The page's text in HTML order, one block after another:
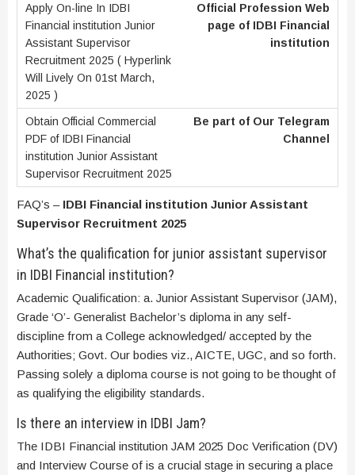
Official Profession Web
page of IDBI Financial
institution
Be part of Our Telegram
Channel
FAQ’s – IDBI Financial institution Junior Assistant
Supervisor Recruitment 2025
What’s the qualification for junior assistant supervisor
in IDBI Financial institution?
Academic Qualification: a. Junior Assistant Supervisor (JAM),
Grade ‘O’- Generalist Bachelor’s diploma in any self-
discipline from a College acknowledged/ accepted by the
Authorities; Govt. Our bodies viz., AICTE, UGC, and so forth.
Passing solely a diploma course is not going to be thought of
as qualifying the eligibility standards.
Is there an interview in IDBI Jam?
The IDBI Financial institution JAM 2025 Doc Verification (DV)
and Interview Course of is a crucial stage in securing a place